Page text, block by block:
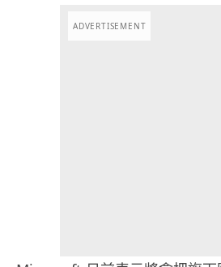
ADVERTISEMENT